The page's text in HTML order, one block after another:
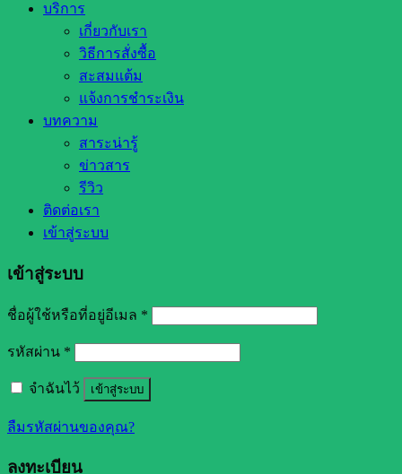
บริการ
เกี่ยวกับเรา
วิธีการสั่งซื้อ
สะสมแต้ม
แจ้งการชำระเงิน
บทความ
สาระน่ารู้
ข่าวสาร
รีวิว
ติดต่อเรา
เข้าสู่ระบบ
เข้าสู่ระบบ
ชื่อผู้ใช้หรือที่อยู่อีเมล *
รหัสผ่าน *
จำฉันไว้ เข้าสู่ระบบ
ลืมรหัสผ่านของคุณ?
ลงทะเบียน